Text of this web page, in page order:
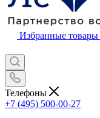
Избранные товары
Телефоны
+7 (495) 500-00-27